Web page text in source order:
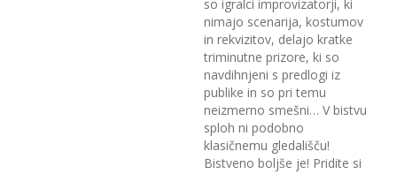
so igralci improvizatorji, ki
nimajo scenarija, kostumov
in rekvizitov, delajo kratke
triminutne prizore, ki so
navdihnjeni s predlogi iz
publike in so pri temu
neizmerno smešni… V bistvu
sploh ni podobno
klasičnemu gledališču!
Bistveno boljše je! Pridite si